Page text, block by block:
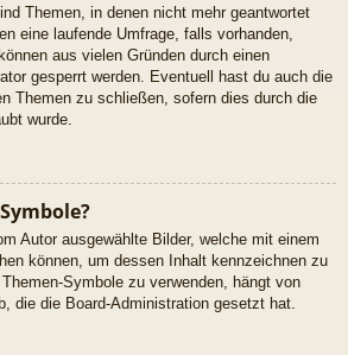
Themen, in denen nicht mehr geantwortet
eine laufende Umfrage, falls vorhanden,
aus vielen Gründen durch einen
gesperrt werden. Eventuell hast du auch die
Themen zu schließen, sofern dies durch die
wurde.
Autor ausgewählte Bilder, welche mit einem
können, um dessen Inhalt kennzeichnen zu
Symbole zu verwenden, hängt von
die die Board-Administration gesetzt hat.